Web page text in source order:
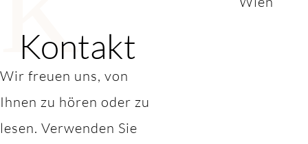
Kontakt
Wir freuen uns, von
Ihnen zu hören oder zu
lesen. Verwenden Sie